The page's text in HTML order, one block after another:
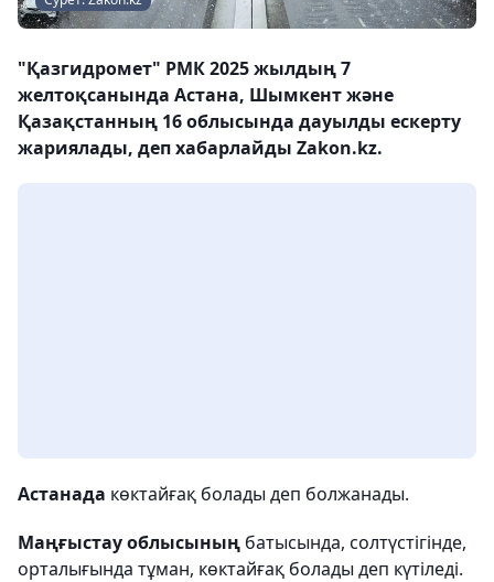
"Қазгидромет" РМК 2025 жылдың 7
желтоқсанында Астана, Шымкент және
Қазақстанның 16 облысында дауылды ескерту
жариялады, деп хабарлайды Zakon.kz.
Астанада көктайғақ болады деп болжанады.
Маңғыстау облысының батысында, солтүстігінде,
орталығында тұман, көктайғақ болады деп күтіледі.